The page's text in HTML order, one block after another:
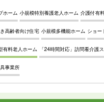
ホーム 小規模特別養護老人ホーム 介護付有
高齢者向け住宅 小規模多機能ホーム ショー
有料老人ホーム 「24時間対応」訪問看介護
事業所